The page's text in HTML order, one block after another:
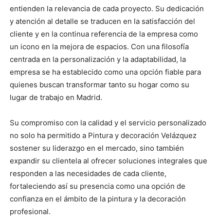
entienden la relevancia de cada proyecto. Su dedicación
y atención al detalle se traducen en la satisfacción del
cliente y en la continua referencia de la empresa como
un icono en la mejora de espacios. Con una filosofía
centrada en la personalización y la adaptabilidad, la
empresa se ha establecido como una opción fiable para
quienes buscan transformar tanto su hogar como su
lugar de trabajo en Madrid.
Su compromiso con la calidad y el servicio personalizado
no solo ha permitido a Pintura y decoración Velázquez
sostener su liderazgo en el mercado, sino también
expandir su clientela al ofrecer soluciones integrales que
responden a las necesidades de cada cliente,
fortaleciendo así su presencia como una opción de
confianza en el ámbito de la pintura y la decoración
profesional.